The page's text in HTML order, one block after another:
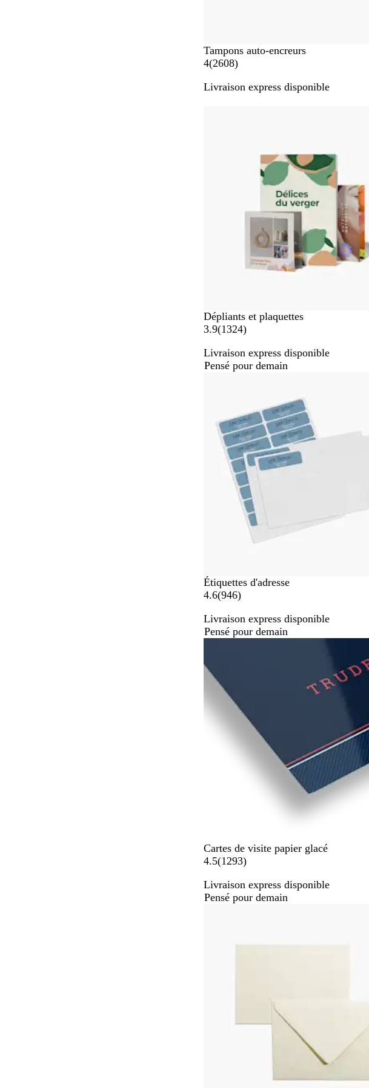
Tampons auto-encreurs
4(2608a
i
)
Livraison express disponible
Dépliants et plaquettes
3.9(1324a
i
s
)
Livraison express disponible
Pensé pour demain
Étiquettes d'adresse
4.6(946a
i
s
)
Livraison express disponible
Pensé pour demain
Cartes de visite papier glacé
4.5(1293a
i
s
)
Livraison express disponible
Pensé pour demain